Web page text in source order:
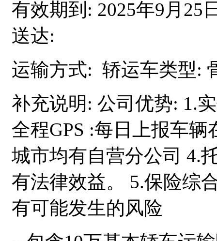
有效期到: 2025年9月25
送达:
运输方式: 轿运车类型:
补充说明: 公司优势: 1.
全程GPS :每日上报车
城市均有自营分公司 4.
有法律效益。 5.保险综
有可能发生的风险